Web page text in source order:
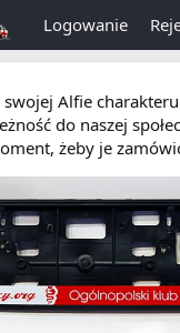
Logowanie
swojej Alfie
do naszej
żeby je